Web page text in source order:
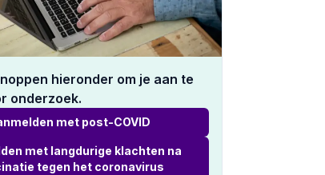
hieronder om je aan te
onderzoek.
met post-COVID
met langdurige klachten na
tegen het coronavirus